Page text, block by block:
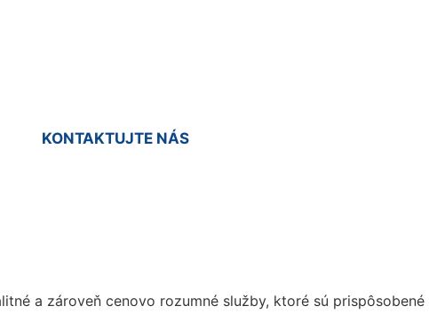
KONTAKTUJTE NÁS
a zároveň cenovo rozumné služby, ktoré sú